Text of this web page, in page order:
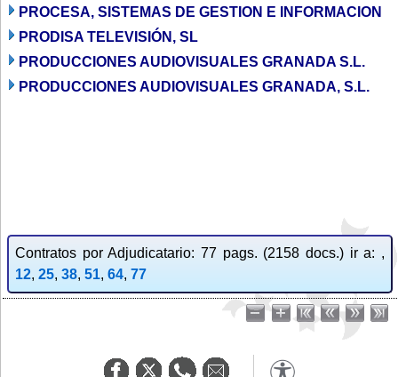
PROCESA, SISTEMAS DE GESTION E INFORMACION
PRODISA TELEVISIÓN, SL
PRODUCCIONES AUDIOVISUALES GRANADA S.L.
PRODUCCIONES AUDIOVISUALES GRANADA, S.L.
Contratos por Adjudicatario: 77 pags. (2158 docs.) ir a: ,
12, 25, 38, 51, 64, 77